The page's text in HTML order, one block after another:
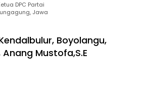
DPC Partai
Jawa
Boyolangu,
Mustofa,S.E